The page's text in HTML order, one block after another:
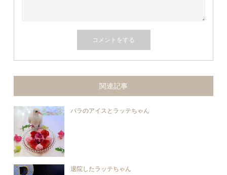
関連記事
バラのアイスとラッテちゃん
退院したラッテちゃん